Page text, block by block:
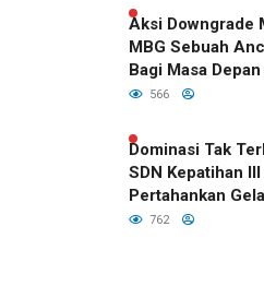
Aksi Downgrade
MBG Sebuah
Bagi Masa
Indonesia
566
Dominasi Tak
SDN Kepatihan
Pertahankan
Cup 2026
762